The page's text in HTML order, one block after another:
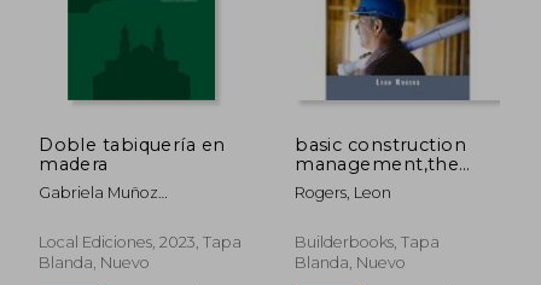
$
Doble tabiquería en
madera
Gabriela Muñoz
Jiménez Yáñez, Luis
Goldsack Jarpa, Verónica
Veas Brokering
Local Ediciones, 2023, Tapa
Blanda, Nuevo
basic construction
management,the
superintendent´s job
(en Inglés)
Rogers, Leon
Builderbooks, Tapa
Blanda, Nuevo